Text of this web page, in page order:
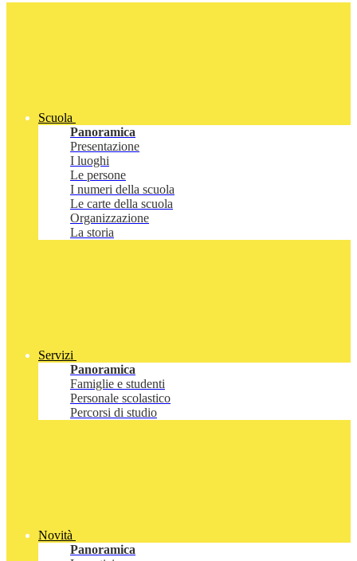
Scuola
Panoramica
Presentazione
I luoghi
Le persone
I numeri della scuola
Le carte della scuola
Organizzazione
La storia
Servizi
Panoramica
Famiglie e studenti
Personale scolastico
Percorsi di studio
Novità
Panoramica